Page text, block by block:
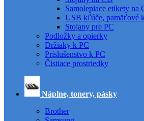
Samolepiace etikety na
USB kľúče, pamäťové
Stojany pre PC
Podložky a opierky
Držiaky k PC
Príslušenstvo k PC
Čistiace prostriedky
Náplne, tonery, pásky
Brother